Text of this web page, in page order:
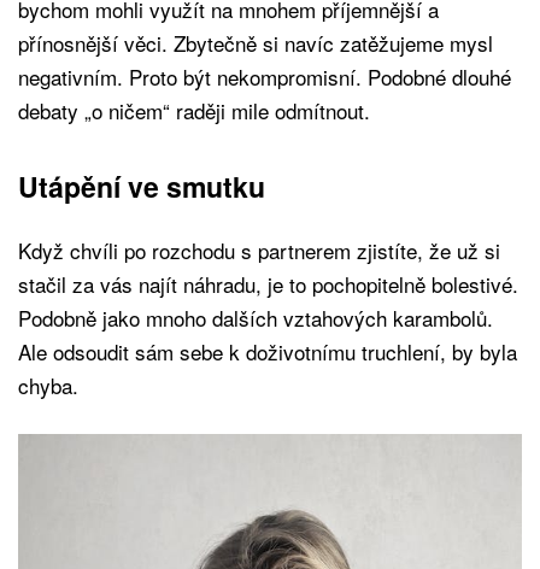
bychom mohli využít na mnohem příjemnější a
přínosnější věci. Zbytečně si navíc zatěžujeme mysl
negativním. Proto být nekompromisní. Podobné dlouhé
debaty „o ničem“ raději mile odmítnout.
Utápění ve smutku
Když chvíli po rozchodu s partnerem zjistíte, že už si
stačil za vás najít náhradu, je to pochopitelně bolestivé.
Podobně jako mnoho dalších vztahových karambolů.
Ale odsoudit sám sebe k doživotnímu truchlení, by byla
chyba.